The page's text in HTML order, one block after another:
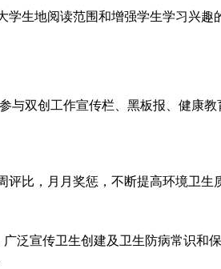
生地阅读范围和增强学生学习兴趣
双创工作宣传栏、黑板报、健康
比，月月奖惩，不断提高环境卫生
泛宣传卫生创建及卫生防病常识和